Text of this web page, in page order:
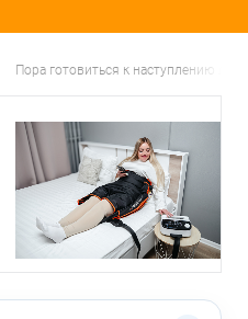
Пора готовиться к наступлению